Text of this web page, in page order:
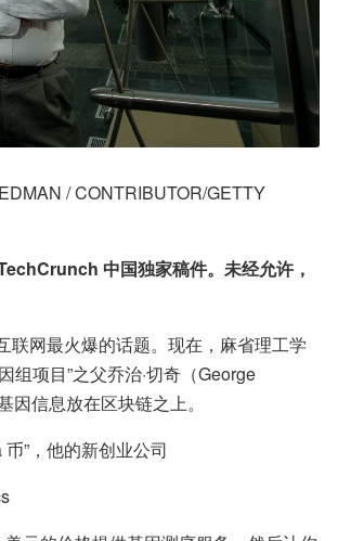
/ CONTRIBUTOR/GETTY
中国独家稿件。未经允许，
联网最火爆的话题。现在，麻省理工学
组项目”之父乔治·切奇（George
因信息放在区块链之上。
”，他的新创业公司